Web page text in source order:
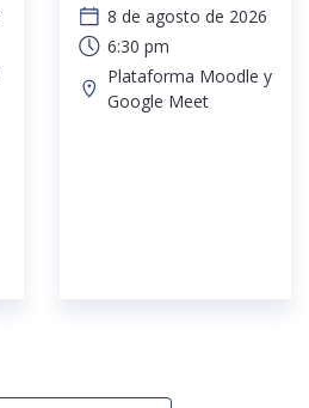
8 de agosto de 2026
6:30 pm
Plataforma Moodle y
Google Meet